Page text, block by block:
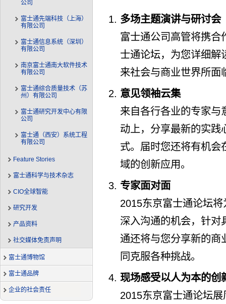
公司
富士通先端科技（上海）
有限公司
富士通信息系统（深圳）
有限公司
南京富士通南大软件技术
有限公司
富士通综合质量技术（苏
州）有限公司
富士通研究开发中心有限
公司
富士通（西安）系统工程
有限公司
Feature Stories
富士通科学与技术杂志
CIO全球智能
研究开发
产品资料
社交媒体免责声明
富士通博物馆
富士通品牌
企业的社会责任
多场主题演讲与研讨会
富士通公司高管将携合
士通论坛，为您详细解
来社会与商业世界所面
意见领袖云集
来自各行各业的专家与
动上，分享最新的实践
式。届时您还将有机会
域的创新应用。
专家面对面
2015东京富士通论坛
深入沟通的机会，针对
通还将与您分享新的商
同克服各种挑战。
现场感受以人为本的创
2015东京富士通论坛